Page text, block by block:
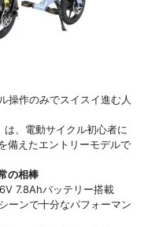
操作のみでスイスイ進む人
、電動サイクル初心者に
備えたエントリーモデルで
の相棒
7.8Ahバッテリー搭載
ーンで十分なパフォーマン